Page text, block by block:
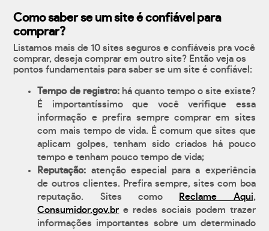
Como saber se um site é confiável para
comprar?
Listamos mais de 10 sites seguros e confiáveis pra você
comprar, deseja comprar em outro site? Então veja os
pontos fundamentais para saber se um site é confiável:
Tempo de registro:há quanto tempo o site existe?
É importantíssimo que você verifique essa
informação e prefira sempre comprar em sites
com mais tempo de vida. É comum que sites que
aplicam golpes, tenham sido criados há pouco
tempo e tenham pouco tempo de vida;
Reputação: atenção especial para a experiência
de outros clientes. Prefira sempre, sites com boa
reputação. Sites como
Reclame Aqui,
Consumidor.gov.br e redes sociais podem trazer
informações importantes sobre um determinado